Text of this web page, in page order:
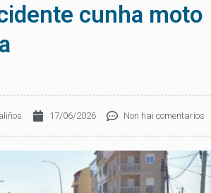
cunha moto
17/06/2026 Non hai comentarios